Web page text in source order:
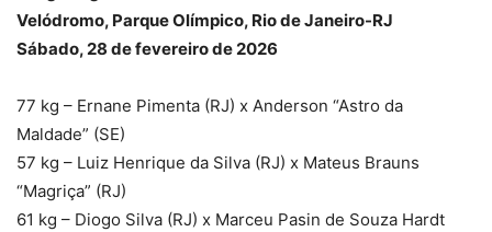
Velódromo, Parque Olímpico, Rio de Janeiro-RJ
Sábado, 28 de fevereiro de 2026
77 kg – Ernane Pimenta (RJ) x Anderson “Astro da
Maldade” (SE)
57 kg – Luiz Henrique da Silva (RJ) x Mateus Brauns
“Magriça” (RJ)
61 kg – Diogo Silva (RJ) x Marceu Pasin de Souza Hardt